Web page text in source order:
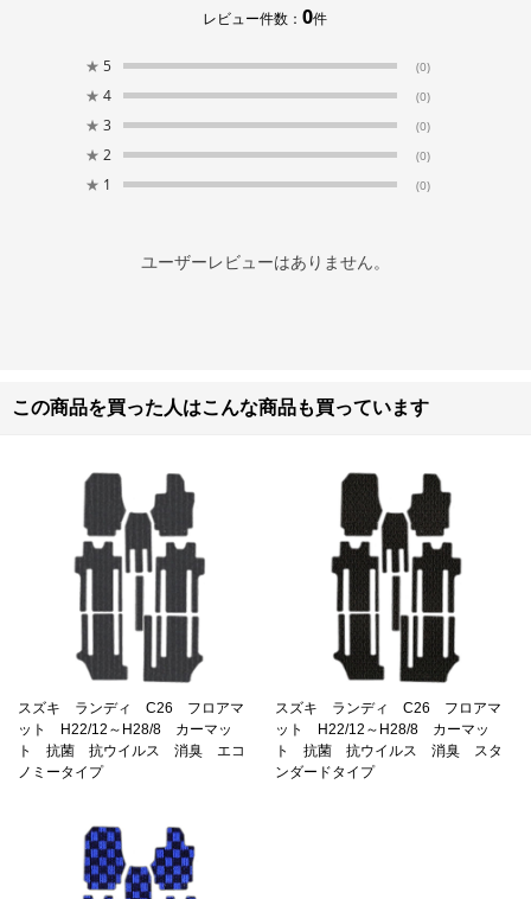
レビュー件数：0件
★ 5 (0)
★ 4 (0)
★ 3 (0)
★ 2 (0)
★ 1 (0)
ユーザーレビューはありません。
この商品を買った人はこんな商品も買っています
スズキ ランディ C26 フロアマ
ット H22/12～H28/8 カーマッ
ト 抗菌 抗ウイルス 消臭 エコ
ノミータイプ
スズキ ランディ C26 フロアマ
ット H22/12～H28/8 カーマッ
ト 抗菌 抗ウイルス 消臭 スタ
ンダードタイプ